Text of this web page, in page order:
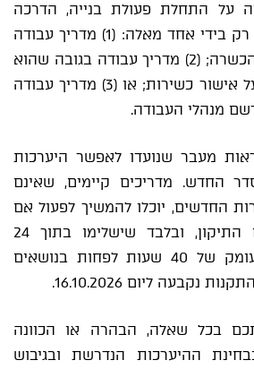
על התחלת פעולת בנייה, הדרכה
לעבודה בגובה תינתן רק בידי אחד מאלה: (1) מדריך עבודה
בגובה מטעם מוסד להכשרה; (2) מדריך עבודה בגובה שהוא
גם ממונה בטיחות בעל אישור כשירות; או (3) מדריך עבודה
מנהלי העבודה.
מעבר שנועדו לאפשר היערכות
החדש. מדריכים קיימים, שאינם
החדשים, יוכלו להמשיך לפעול אם
הוסמכו לפני פרסום התיקון, ובלבד שישלימו בתוך 24
חודשים השתלמות עומק של 40 שעות לפחות בנושאים
נקבעה ליום 16.10.2026.
בכל שאלה, הבהרה או הכוונה
ההיערכות הנדרשת ובגיבוש